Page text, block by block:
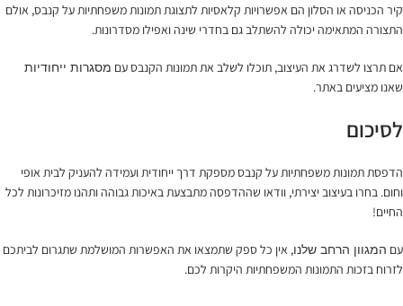
קיר הכניסה או הסלון הם אפשרויות קלאסיות לתצוגת תמונות משפחתיות על קנבס, אולם
התצורה המתאימה יכולה להשתלב גם בחדרי שינה ואפילו מסדרונות.
אם תרצו לשדרג את העיצוב, תוכלו לשלב את תמונות הקנבס עם מסגרות ייחודיות
שאנו מציעים באתר.
לסיכום
הדפסת תמונות משפחתיות על קנבס מספקת דרך ייחודית ועמידה להעניק לבית אופי
וחום. בחרו בעיצוב יצירתי, וודאו שההדפסה מתבצעת באיכות גבוהה ותהנו מזיכרונות לכל
החיים!
עם המגוון הרחב שלנו, אין כל ספק שתמצאו את האפשרות המושלמת שתגרום לביתכם
לזרוח בזכות התמונות המשפחתיות היקרות לכם.